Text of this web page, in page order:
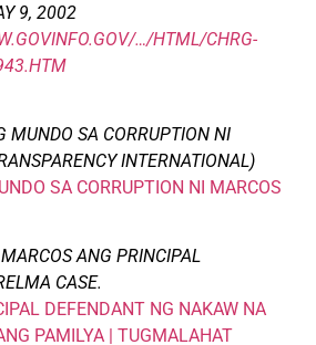
9, 2002
…/HTML/CHRG-
MUNDO SA CORRUPTION NI
INTERNATIONAL)
SA CORRUPTION NI MARCOS
ANG PRINCIPAL
CASE.
DEFENDANT NG NAKAW NA
PAMILYA | TUGMALAHAT